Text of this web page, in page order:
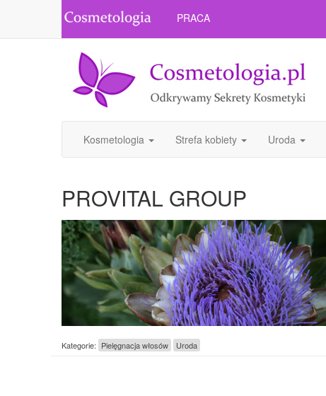
PRACA
Kosmetologia Strefa kobiety Uroda
PROVITAL GROUP
Kategorie: Pielęgnacja włosów Uroda